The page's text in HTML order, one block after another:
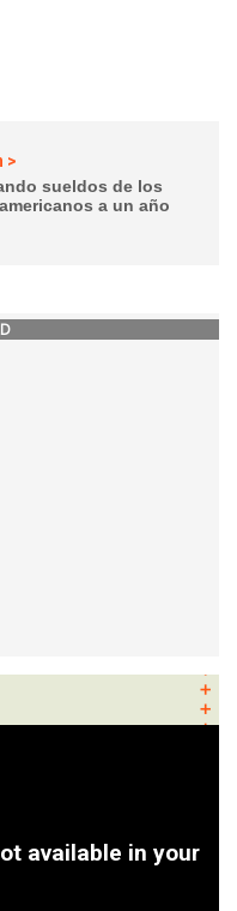
>
sueldos de los
a un año